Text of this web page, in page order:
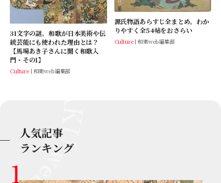
31文字の謎。和歌が日本美術や伝
統芸能にも使われた理由とは？
【馬場あき子さんに聞く和歌入
門・その1】
Culture 和樂web編集部
源氏物語あらすじ全まとめ。わか
りやすく全54帖をおさらい
Culture 和樂web編集部
人気記事
ランキング